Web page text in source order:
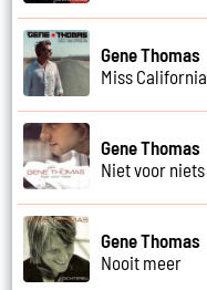
Gene Thomas
Miss California
Gene Thomas
Niet voor niets
Gene Thomas
Nooit meer